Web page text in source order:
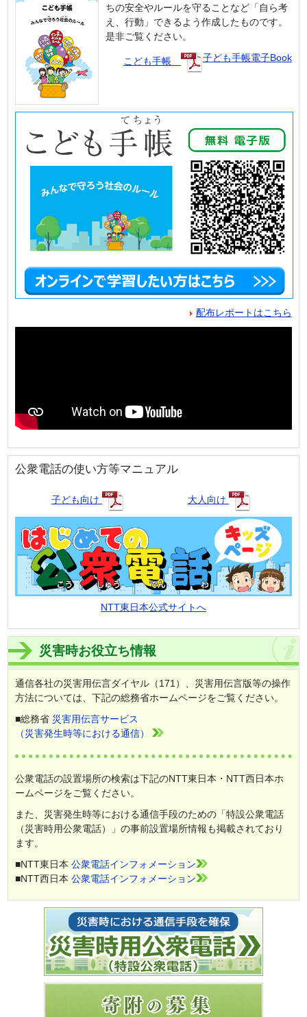
ちの安全やルールを守ることなど「自ら考
え、行動」できるよう作成したものです。
是非ご覧ください。
子ども手帳電子Book
こども手帳
配布レポートはこちら
公衆電話の使い方等マニュアル
子ども向け 大人向け
NTT東日本公式サイトへ
災害時お役立ち情報
通信各社の災害用伝言ダイヤル（171）、災害用伝言版等の操作
方法については、下記の総務省ホームページをご覧ください。
■総務省 災害用伝言サービス
（災害発生時等における通信）
公衆電話の設置場所の検索は下記のNTT東日本・NTT西日本ホ
ームページをご覧ください。
また、災害発生時等における通信手段のための「特設公衆電話
（災害時用公衆電話）」の事前設置場所情報も掲載されており
ます。
■NTT東日本公衆電話インフォメーション
■NTT西日本公衆電話インフォメーション